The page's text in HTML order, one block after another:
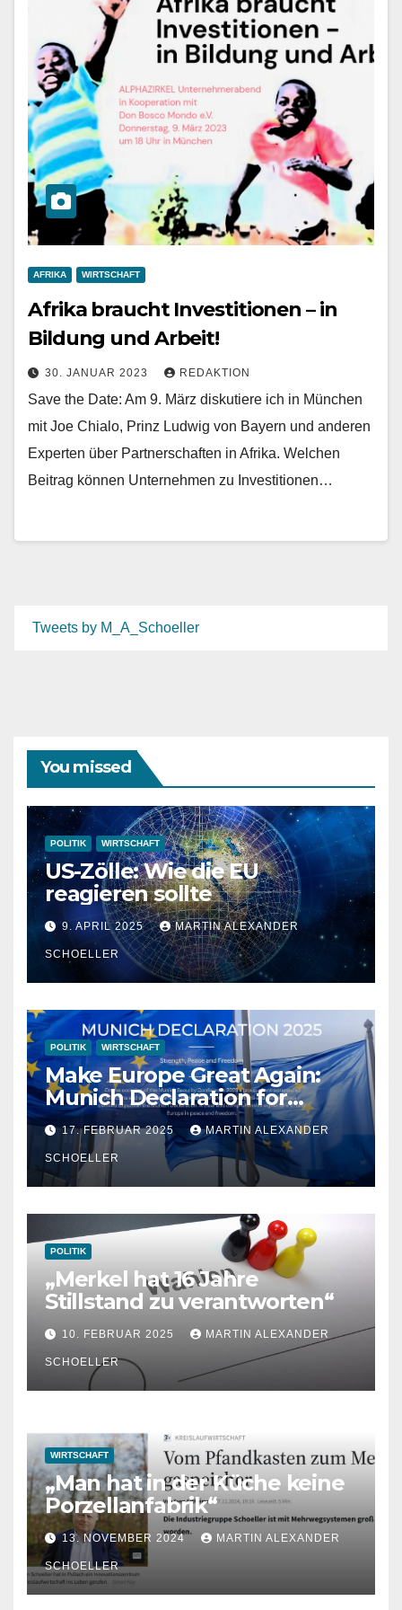
AFRIKA WIRTSCHAFT
Afrika braucht Investitionen – in
Bildung und Arbeit!
30. JANUAR 2023 REDAKTION
Save the Date: Am 9. März diskutiere ich in München
mit Joe Chialo, Prinz Ludwig von Bayern und anderen
Experten über Partnerschaften in Afrika. Welchen
Beitrag können Unternehmen zu Investitionen…
Tweets by M_A_Schoeller
You missed
POLITIK WIRTSCHAFT
US-Zölle: Wie die EU
reagieren sollte
9. APRIL 2025 MARTIN ALEXANDER
SCHOELLER
POLITIK WIRTSCHAFT
Make Europe Great Again:
Munich Declaration for
Strength, Peace and
Freedom
17. FEBRUAR 2025 MARTIN ALEXANDER
SCHOELLER
POLITIK
„Merkel hat 16 Jahre
Stillstand zu verantworten“
10. FEBRUAR 2025 MARTIN ALEXANDER
SCHOELLER
WIRTSCHAFT
„Man hat in der Küche keine
Porzellanfabrik“
13. NOVEMBER 2024 MARTIN ALEXANDER
SCHOELLER